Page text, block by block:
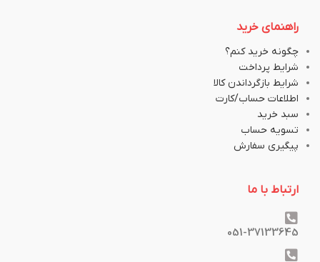
راهنمای خرید
چگونه خرید کنم؟
شرایط پرداخت
شرایط بازگرداندن کالا
اطلاعات حساب/کارت
سبد خرید
تسویه حساب
پیگیری سفارش
ارتباط با ما
051-37133645